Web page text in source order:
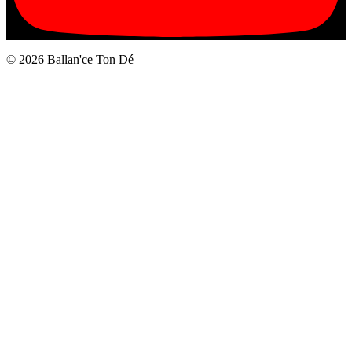
© 2026 Ballan'ce Ton Dé